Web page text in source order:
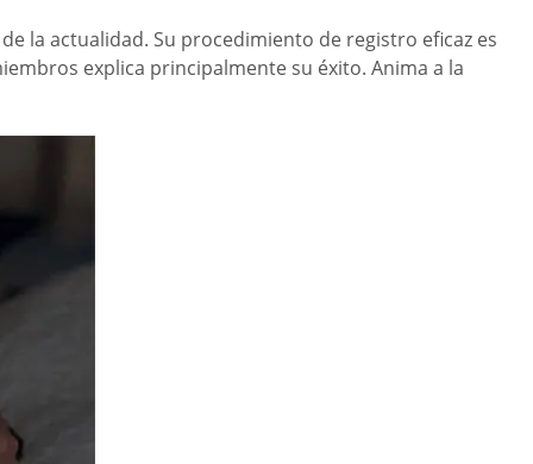
la actualidad. Su procedimiento de registro eficaz es
explica principalmente su éxito. Anima a la